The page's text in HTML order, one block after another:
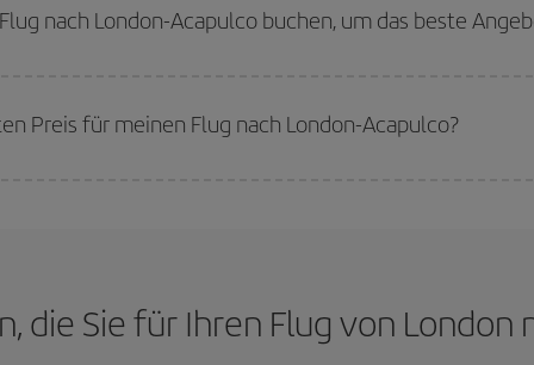
Sie außerdem bei der Suche nach Flügen die Reisedaten und -zeiten
nach London-Acapulco buchen, um das beste
sind. Deshalb ist es von
grundlegender Bedeutung, frühzeitig zu
Preis für meinen Flug nach London-Acapulco?
die Sie für Ihren Flug von